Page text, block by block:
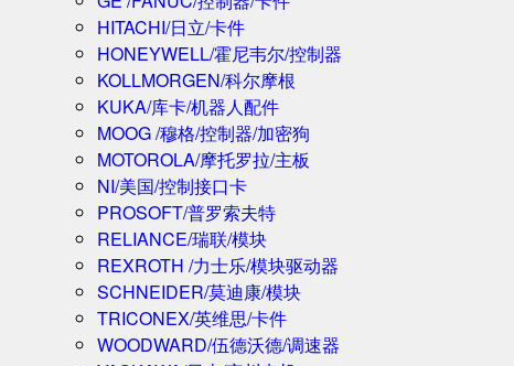
HITACHI/日立/卡件
HONEYWELL/霍尼韦尔/控制器
KOLLMORGEN/科尔摩根
KUKA/库卡/机器人配件
MOOG /穆格/控制器/加密狗
MOTOROLA/摩托罗拉/主板
NI/美国/控制接口卡
PROSOFT/普罗索夫特
RELIANCE/瑞联/模块
REXROTH /力士乐/模块驱动器
SCHNEIDER/莫迪康/模块
TRICONEX/英维思/卡件
WOODWARD/伍德沃德/调速器